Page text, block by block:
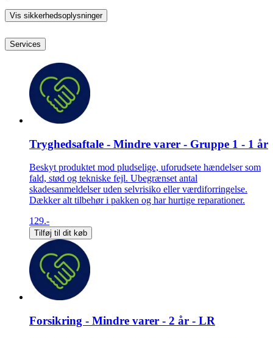
Vis sikkerhedsoplysninger
Services
Tryghedsaftale - Mindre varer - Gruppe 1 - 1 år
Beskyt produktet mod pludselige, uforudsete hændelser som
fald, stød og tekniske fejl. Ubegrænset antal
skadesanmeldelser uden selvrisiko eller værdiforringelse.
Dækker alt tilbehør i pakken og har hurtige reparationer.
129.-
Tilføj til dit køb
Forsikring - Mindre varer - 2 år - LR